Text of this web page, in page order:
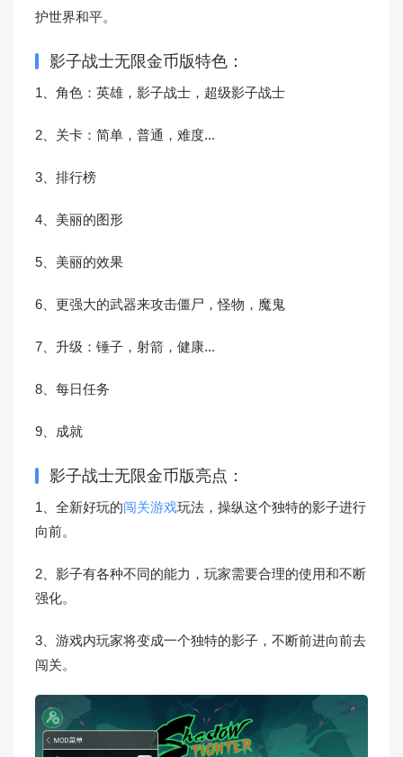
护世界和平。
影子战士无限金币版特色：
1、角色：英雄，影子战士，超级影子战士
2、关卡：简单，普通，难度...
3、排行榜
4、美丽的图形
5、美丽的效果
6、更强大的武器来攻击僵尸，怪物，魔鬼
7、升级：锤子，射箭，健康...
8、每日任务
9、成就
影子战士无限金币版亮点：
1、全新好玩的闯关游戏玩法，操纵这个独特的影子进行
向前。
2、影子有各种不同的能力，玩家需要合理的使用和不断
强化。
3、游戏内玩家将变成一个独特的影子，不断前进向前去
闯关。